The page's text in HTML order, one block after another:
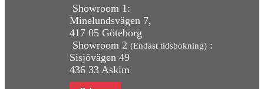
Showroom 1:
Minelundsvägen 7,
417 05 Göteborg
Showroom 2 (Endast tidsbokning) :
Sisjövägen 49
436 33 Askim